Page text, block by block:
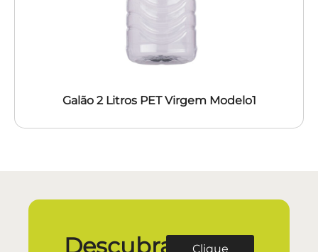
Galão 2 Litros PET Virgem Modelo1
Descubra
Clique